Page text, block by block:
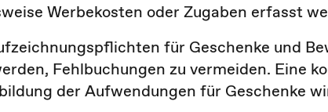
Werbekosten oder Zugaben erfasst
für Geschenke und
Fehlbuchungen zu vermeiden. Eine
der Aufwendungen für Geschenke